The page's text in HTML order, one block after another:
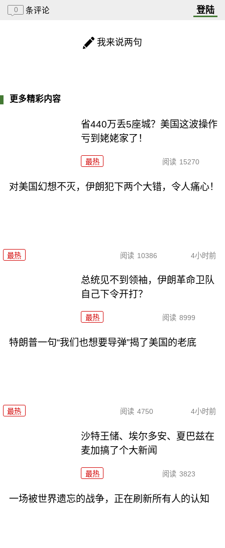
0 条评论 登陆
我来说两句
更多精彩内容
省440万丢5座城？美国这波操作
亏到姥姥家了！
最热 阅读 15270
对美国幻想不灭，伊朗犯下两个大错，令人痛心！
最热 阅读 10386 4小时前
总统见不到领袖，伊朗革命卫队
自己下令开打？
最热 阅读 8999
特朗普一句“我们也想要导弹”揭了美国的老底
最热 阅读 4750 4小时前
沙特王储、埃尔多安、夏巴兹在
麦加搞了个大新闻
最热 阅读 3823
一场被世界遗忘的战争，正在刷新所有人的认知